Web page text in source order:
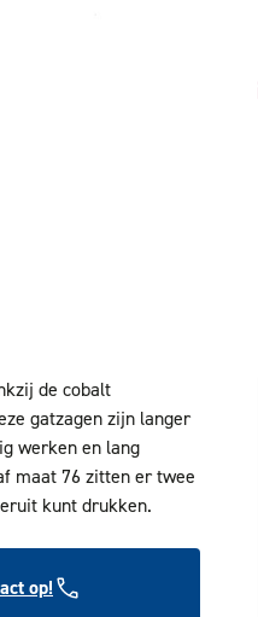
de cobalt
gatzagen zijn langer
werken en lang
maat 76 zitten er twee
kunt drukken.
op!